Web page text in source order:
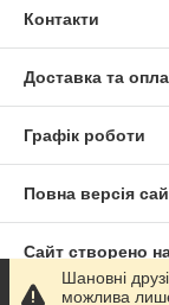
Контакти
Доставка та
Графік роботи
Повна версія
Сайт створено
Шановні
можлива